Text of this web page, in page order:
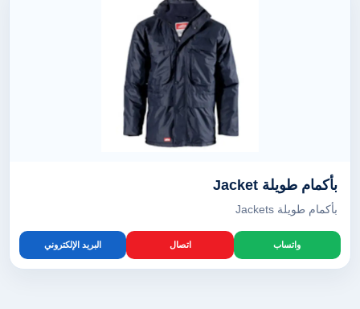
بأكمام طويلة Jacket
بأكمام طويلة Jackets
واتساب اتصال البريد الإلكتروني